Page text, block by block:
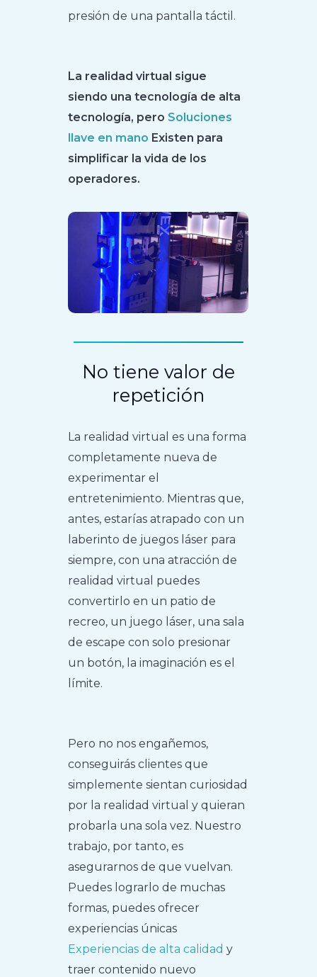
presión de una pantalla táctil.
La realidad virtual sigue
siendo una tecnología de alta
tecnología, pero Soluciones
llave en mano Existen para
simplificar la vida de los
operadores.
No tiene valor de
repetición
La realidad virtual es una forma
completamente nueva de
experimentar el
entretenimiento. Mientras que,
antes, estarías atrapado con un
laberinto de juegos láser para
siempre, con una atracción de
realidad virtual puedes
convertirlo en un patio de
recreo, un juego láser, una sala
de escape con solo presionar
un botón, la imaginación es el
límite.
Pero no nos engañemos,
conseguirás clientes que
simplemente sientan curiosidad
por la realidad virtual y quieran
probarla una sola vez. Nuestro
trabajo, por tanto, es
asegurarnos de que vuelvan.
Puedes lograrlo de muchas
formas, puedes ofrecer
experiencias únicas
Experiencias de alta calidad y
traer contenido nuevo